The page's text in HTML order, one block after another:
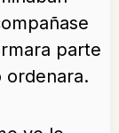
parte
ordenara.